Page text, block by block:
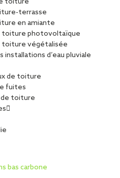
toiture
terrasse
en amiante
toiture photovoltaïque
toiture végétalisée
installations d’eau pluviale
de toiture
fuites
de toiture
bas carbone